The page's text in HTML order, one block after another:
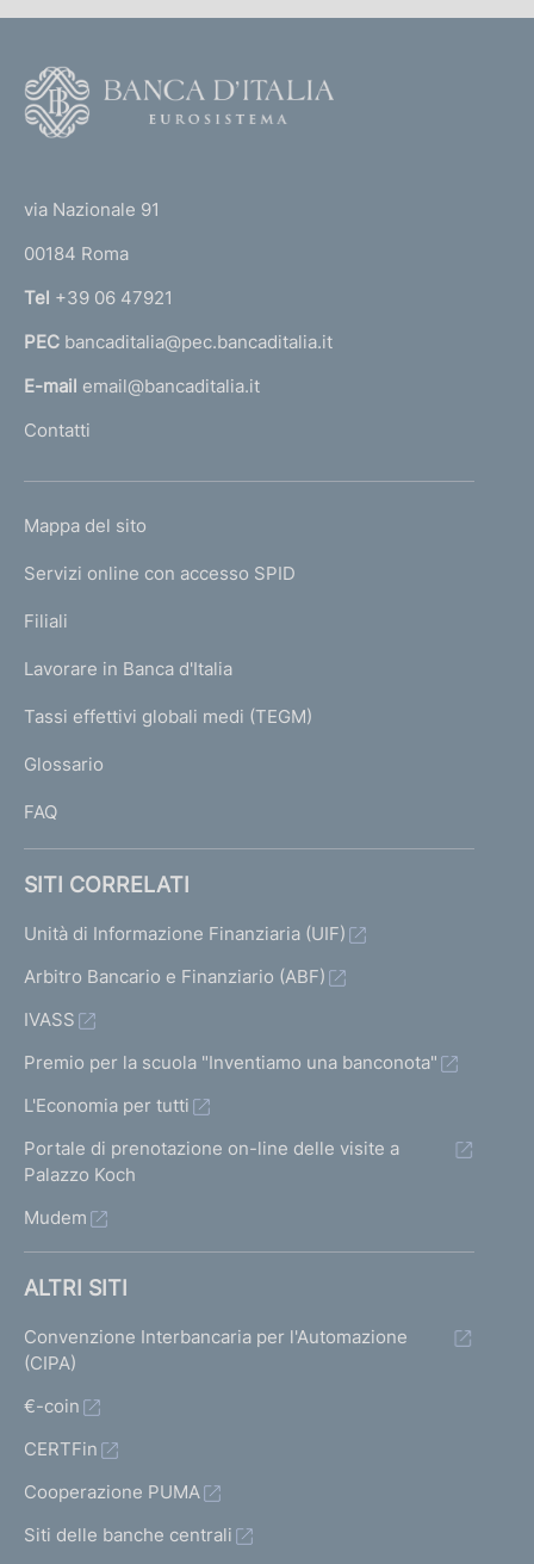
r
n
a
l
'
m
e
a
g
via Nazionale 91
00184 Roma
Tel +39 06 47921
PEC bancaditalia@pec.bancaditalia.it
E-mail email@bancaditalia.it
Contatti
L
N
K
T
I
I
Mappa del sito
Servizi online con accesso SPID
Filiali
Lavorare in Banca d'Italia
Tassi effettivi globali medi (TEGM)
Glossario
FAQ
SITI CORRELATI
Unità di Informazione Finanziaria (UIF)
Arbitro Bancario e Finanziario (ABF)
IVASS
Premio per la scuola "Inventiamo una banconota"
L'Economia per tutti
Portale di prenotazione on-line delle visite a
Palazzo Koch
Mudem
ALTRI SITI
Convenzione Interbancaria per l'Automazione
(CIPA)
€-coin
CERTFin
Cooperazione PUMA
Siti delle banche centrali